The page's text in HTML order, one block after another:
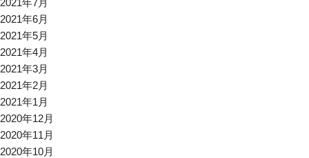
2021年7月
2021年6月
2021年5月
2021年4月
2021年3月
2021年2月
2021年1月
2020年12月
2020年11月
2020年10月